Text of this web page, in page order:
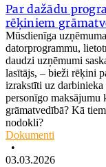
Par dažādu
rēķiniem
Mūsdienīga
datorprogrammu,
daudzi uzņēmumi
lasītājs, – bieži rēķini
izrakstīti uz darbinieka
personīgo maksājumu
grāmatvedībā? Kā
nodokli?
Dokumenti
•
03.03.2026